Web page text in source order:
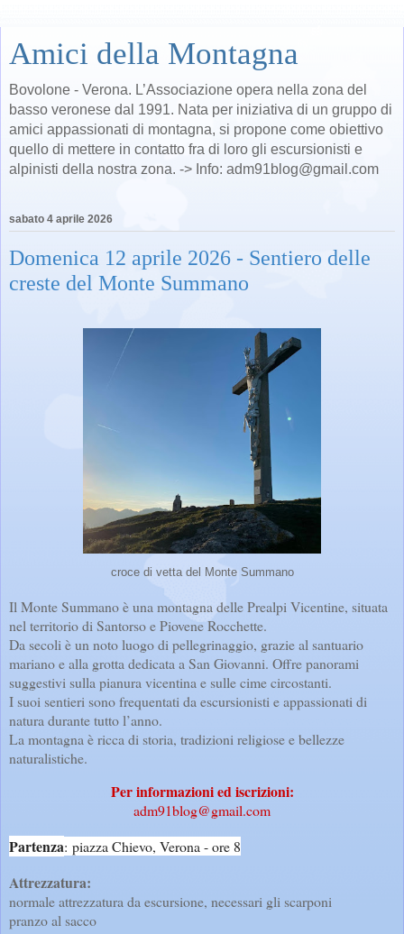
Amici della Montagna
Bovolone - Verona. L’Associazione opera nella zona del
basso veronese dal 1991. Nata per iniziativa di un gruppo di
amici appassionati di montagna, si propone come obiettivo
quello di mettere in contatto fra di loro gli escursionisti e
alpinisti della nostra zona. -> Info: adm91blog@gmail.com
sabato 4 aprile 2026
Domenica 12 aprile 2026 - Sentiero delle
creste del Monte Summano
croce di vetta del Monte Summano
Il Monte Summano è una montagna delle Prealpi Vicentine, situata
nel territorio di Santorso e Piovene Rocchette.
Da secoli è un noto luogo di pellegrinaggio, grazie al santuario
mariano e alla grotta dedicata a San Giovanni. Offre panorami
suggestivi sulla pianura vicentina e sulle cime circostanti.
I suoi sentieri sono frequentati da escursionisti e appassionati di
natura durante tutto l’anno.
La montagna è ricca di storia, tradizioni religiose e bellezze
naturalistiche.
Per informazioni ed iscrizioni:
adm91blog@gmail.com
Partenza: piazza Chievo, Verona - ore 8
Attrezzatura:
normale attrezzatura da escursione, necessari gli scarponi
pranzo al sacco